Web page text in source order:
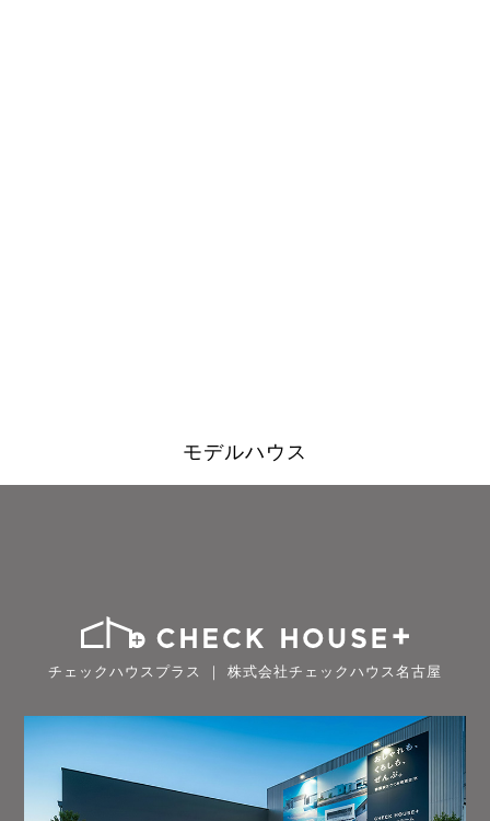
モデルハウス
チェックハウスプラス ｜ 株式会社チェックハウス名古屋